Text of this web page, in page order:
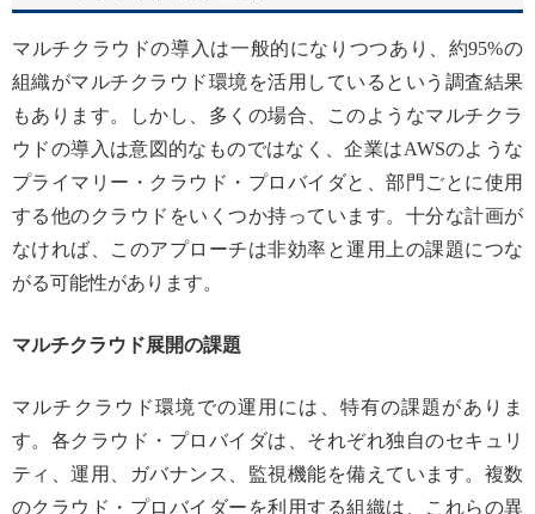
マルチクラウドの導入は一般的になりつつあり、約95%の
組織がマルチクラウド環境を活用しているという調査結果
もあります。しかし、多くの場合、このようなマルチクラ
ウドの導入は意図的なものではなく、企業はAWSのような
プライマリー・クラウド・プロバイダと、部門ごとに使用
する他のクラウドをいくつか持っています。十分な計画が
なければ、このアプローチは非効率と運用上の課題につな
がる可能性があります。
マルチクラウド展開の課題
マルチクラウド環境での運用には、特有の課題がありま
す。各クラウド・プロバイダは、それぞれ独自のセキュリ
ティ、運用、ガバナンス、監視機能を備えています。複数
のクラウド・プロバイダーを利用する組織は、これらの異